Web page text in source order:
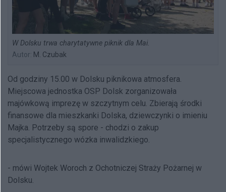
W Dolsku trwa charytatywne piknik dla Mai.
Autor: M. Czubak
Od godziny 15.00 w Dolsku piknikowa atmosfera.
Miejscowa jednostka OSP Dolsk zorganizowała
majówkową imprezę w szczytnym celu. Zbierają środki
finansowe dla mieszkanki Dolska, dziewczynki o imieniu
Majka. Potrzeby są spore - chodzi o zakup
specjalistycznego wózka inwalidzkiego.
- mówi Wojtek Woroch z Ochotniczej Straży Pożarnej w
Dolsku.